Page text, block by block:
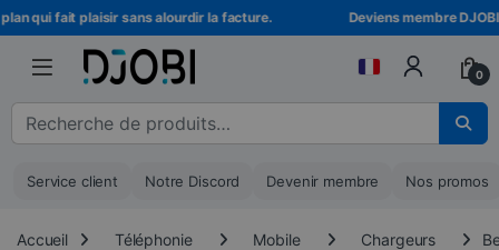
Skip to navigation
Skip to content
qui fait plaisir sans alourdir la facture. Deviens membre DJOBI
0
Recherche pour :
Service client Notre Discord Devenir membre Nos promos
Accueil Téléphonie Mobile Chargeurs